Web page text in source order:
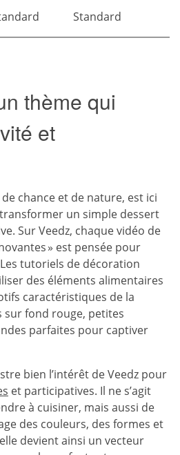
Standard
thème qui
et
chance et de nature, est ici
un simple dessert
Sur Veedz, chaque vidéo de
» est pensée pour
tutoriels de décoration
des éléments alimentaires
caractéristiques de la
sur fond rouge, petites
parfaites pour captiver
bien l’intérêt de Veedz pour
et participatives. Il ne s’agit
à cuisiner, mais aussi de
des couleurs, des formes et
devient ainsi un vecteur